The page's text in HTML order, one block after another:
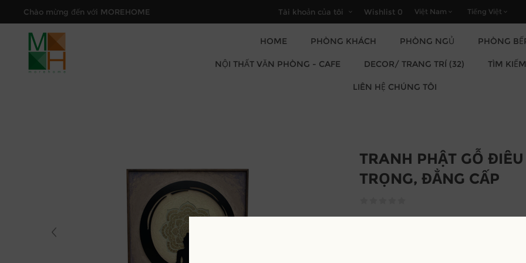
Chào mừng đến với MOREHOME Tài khoản của tôi Wishlist 0
HOME PHÒNG KHÁCH PHÒNG NGỦ PHÒNG
NỘI THẤT VĂN PHÒNG - CAFE DECOR/ TRANG TRÍ (32) TÌM KIẾM
LIÊN HỆ CHÚNG TÔI
TRANH PHẬT GỖ
TRỌNG, ĐẲNG CẤP